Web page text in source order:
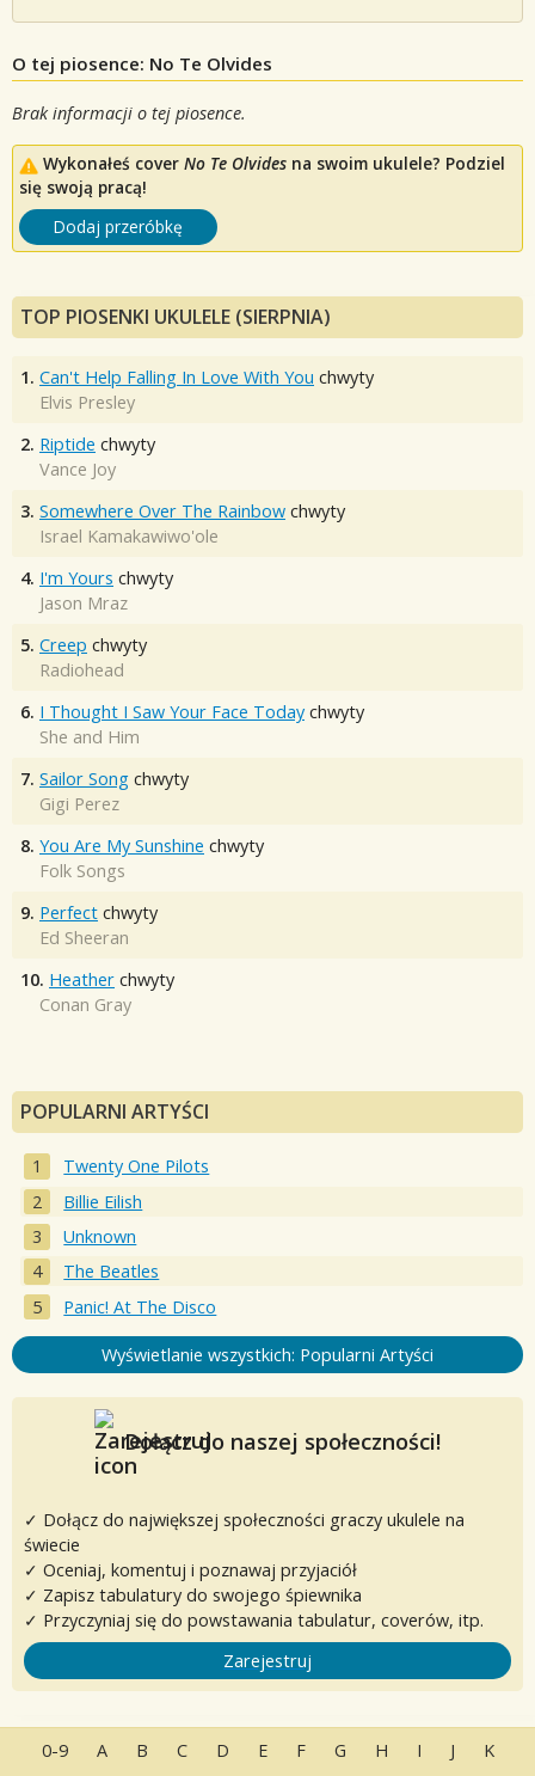
O tej piosence: No Te Olvides
Brak informacji o tej piosence.
Wykonałeś cover No Te Olvides na swoim ukulele? Podziel
się swoją pracą!
Dodaj przeróbkę
TOP PIOSENKI UKULELE (SIERPNIA)
1. Can't Help Falling In Love With You chwyty
Elvis Presley
2. Riptide chwyty
Vance Joy
3. Somewhere Over The Rainbow chwyty
Israel Kamakawiwo'ole
4. I'm Yours chwyty
Jason Mraz
5. Creep chwyty
Radiohead
6. I Thought I Saw Your Face Today chwyty
She and Him
7. Sailor Song chwyty
Gigi Perez
8. You Are My Sunshine chwyty
Folk Songs
9. Perfect chwyty
Ed Sheeran
10. Heather chwyty
Conan Gray
POPULARNI ARTYŚCI
Twenty One Pilots
Billie Eilish
Unknown
The Beatles
Panic! At The Disco
Wyświetlanie wszystkich: Popularni Artyści
Dołącz do naszej społeczności!
✓ Dołącz do największej społeczności graczy ukulele na
świecie
✓ Oceniaj, komentuj i poznawaj przyjaciół
✓ Zapisz tabulatury do swojego śpiewnika
✓ Przyczyniaj się do powstawania tabulatur, coverów, itp.
Zarejestruj
0-9 A B C D E F G H I J K